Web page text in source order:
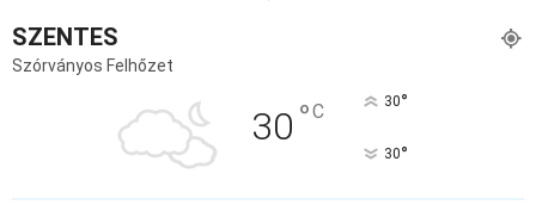
SZENTES
Szórványos Felhőzet
30 °C 30°
30°